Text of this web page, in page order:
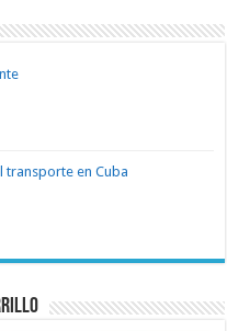
transporte en Cuba